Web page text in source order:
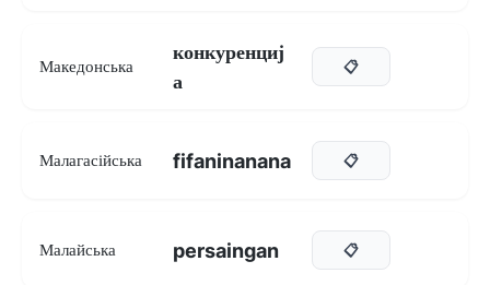
Македонська
конкуренциј
а
📋
Малагасійська fifaninanana 📋
Малайська persaingan 📋